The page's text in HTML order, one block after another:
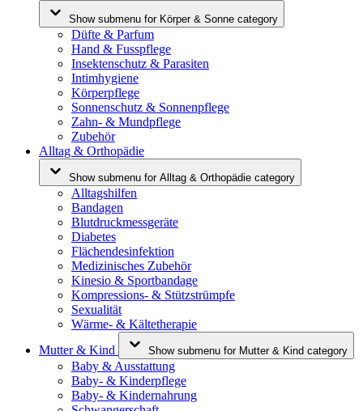
Show submenu for Körper & Sonne category
Düfte & Parfum
Hand & Fusspflege
Insektenschutz & Parasiten
Intimhygiene
Körperpflege
Sonnenschutz & Sonnenpflege
Zahn- & Mundpflege
Zubehör
Alltag & Orthopädie
Show submenu for Alltag & Orthopädie category
Alltagshilfen
Bandagen
Blutdruckmessgeräte
Diabetes
Flächendesinfektion
Medizinisches Zubehör
Kinesio & Sportbandage
Kompressions- & Stützstrümpfe
Sexualität
Wärme- & Kältetherapie
Mutter & Kind
Show submenu for Mutter & Kind category
Baby & Ausstattung
Baby- & Kinderpflege
Baby- & Kindernahrung